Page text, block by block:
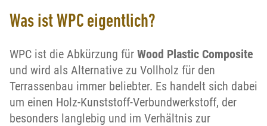
Was ist WPC eigentlich?
WPC ist die Abkürzung für Wood Plastic Composite
und wird als Alternative zu Vollholz für den
Terrassenbau immer beliebter. Es handelt sich dabei
um einen Holz-Kunststoff-Verbundwerkstoff, der
besonders langlebig und im Verhältnis zur